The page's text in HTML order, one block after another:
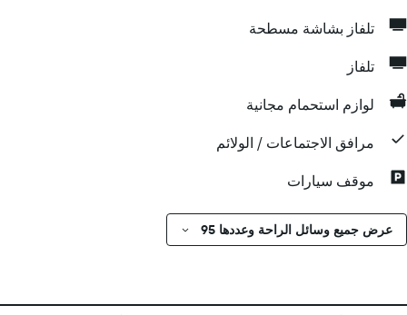
تلفاز بشاشة مسطحة
تلفاز
لوازم استحمام مجانية
مرافق الاجتماعات / الولائم
موقف سيارات
عرض جميع وسائل الراحة وعددها 95